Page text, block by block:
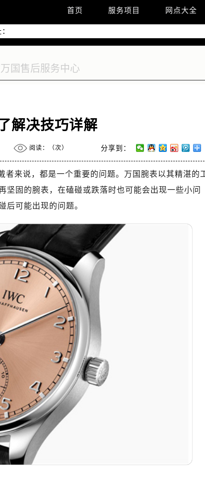
首页 服务项目 网点大全
公告
：400-992-7093
37层3705室（需提前预约）
字楼8层806室万国售后服务中心（需提前预约）
解决技巧详解
阅读：（次） 分享到：
来说，都是一个重要的问题。万国腕表以其精湛的
坚固的腕表，在磕碰或跌落时也可能会出现一些小问
后可能出现的问题。